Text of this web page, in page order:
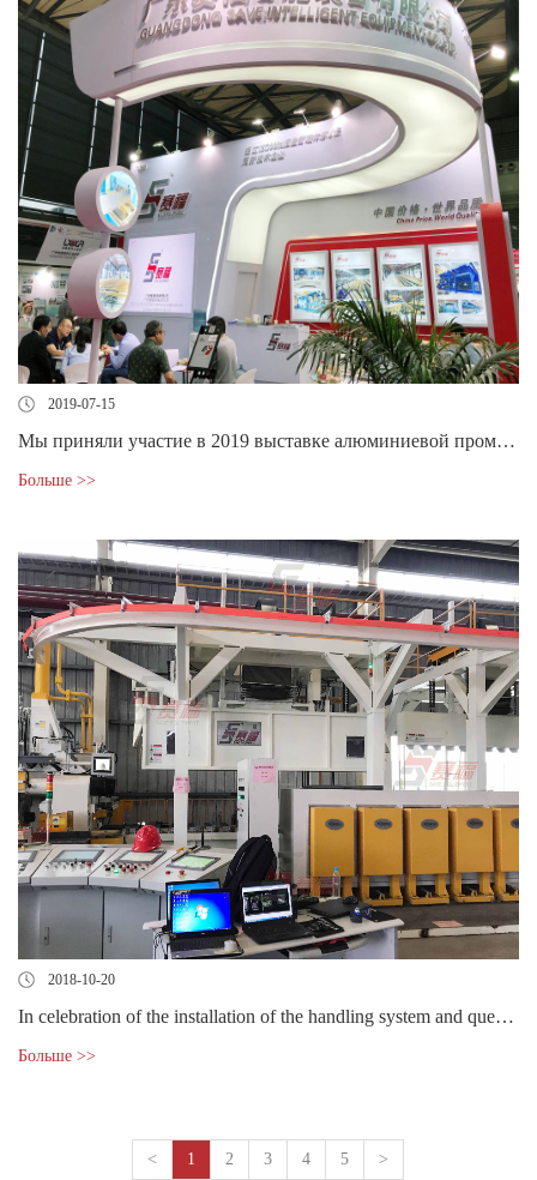
2019-07-15
Мы приняли участие в 2019 выставке алюминиевой промышленности Китая в Шанхае, и наше закалочное оборудование было призна
Больше >>
2018-10-20
In celebration of the installation of the handling system and quenching equipment extrusion press 1100t for Fuyao Group
Больше >>
< 1 2 3 4 5 >